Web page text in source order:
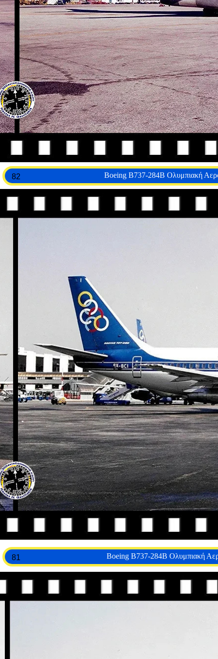
81
Boeing B737-284B Ολυμπιακή
82
Boeing B737-284B Ολυμπιακή